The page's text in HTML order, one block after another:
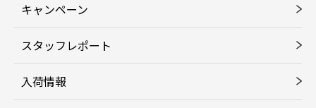
キャンペーン
スタッフレポート
入荷情報